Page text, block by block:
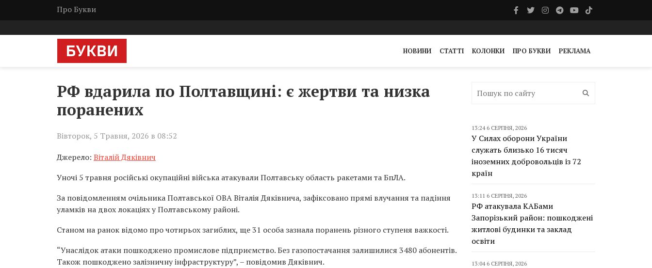
Про Букви
НОВИНИ СТАТТІ КОЛОНКИ ПРО БУКВИ РЕКЛАМА
РФ вдарила по Полтавщині: є жертви та низка
поранених
Вівторок, 5 Травня, 2026 в 08:52
Джерело: Віталій Дяківнич
Уночі 5 травня російські окупаційні війська атакували Полтавську область ракетами та БпЛА.
За повідомленням очільника Полтавської ОВА Віталія Дяківнича, зафіксовано прямі влучання та падіння
уламків на двох локаціях у Полтавському районі.
Станом на ранок відомо про чотирьох загиблих, ще 31 особа зазнала поранень різного ступеня важкості.
“Унаслідок атаки пошкоджено промислове підприємство. Без газопостачання залишилися 3480 абонентів.
Також пошкоджено залізничну інфраструктуру”, – повідомив Дяківнич.
13:24 6 СЕРПНЯ, 2026
У Силах оборони України
служать близько 16 тисяч
іноземних добровольців із 72
країн
13:11 6 СЕРПНЯ, 2026
РФ атакувала КАБами
Запорізький район: пошкоджені
житлові будинки та заклад
освіти
13:04 6 СЕРПНЯ, 2026